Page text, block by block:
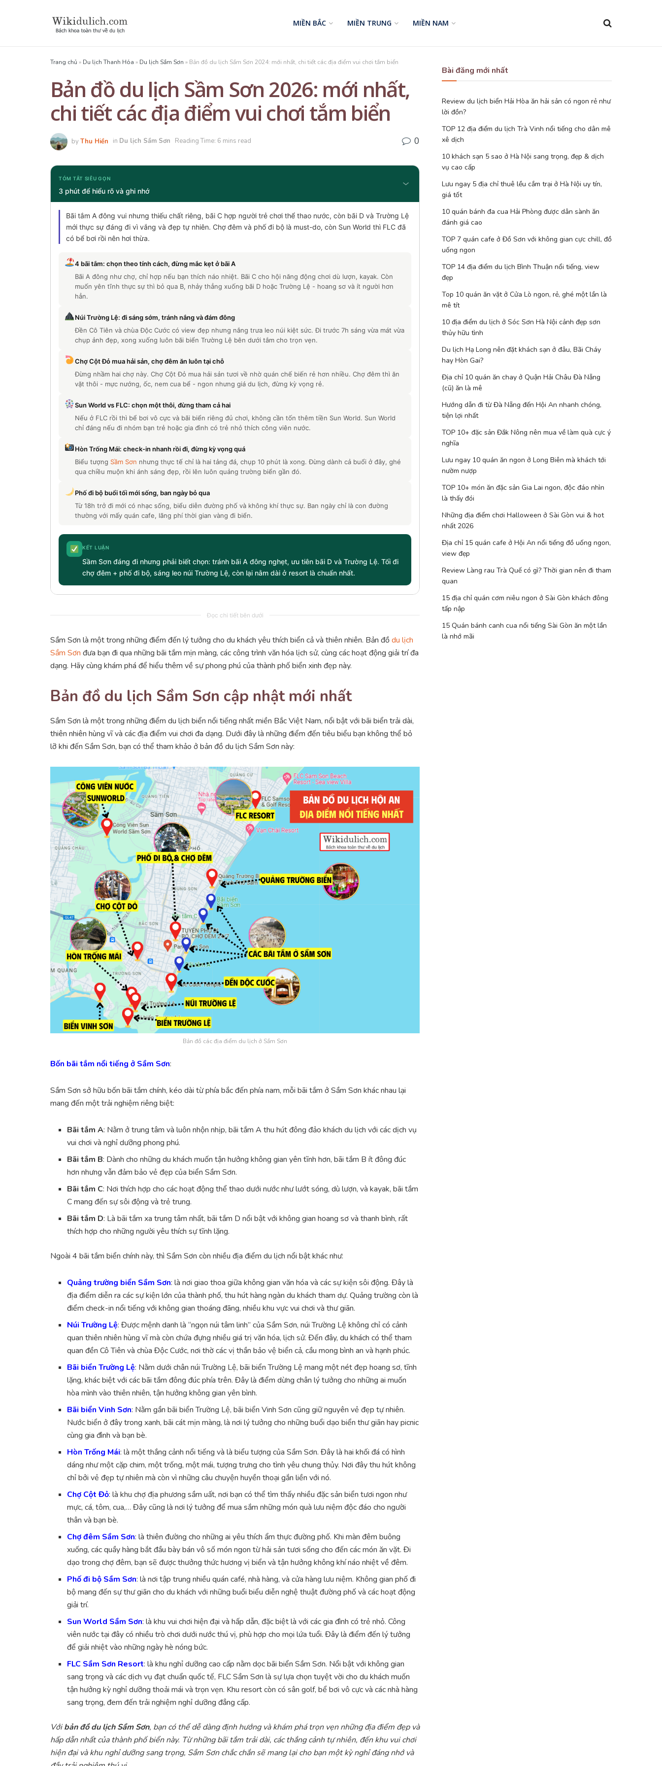
MIỀN BẮC MIỀN TRUNG MIỀN NAM
Trang chủ » Du lịch Thanh Hóa » Du lịch Sầm Sơn » Bản đồ du lịch Sầm Sơn 2024: mới nhất, chi tiết các địa điểm vui chơi tắm biển
Bản đồ du lịch Sầm Sơn 2026: mới nhất,
chi tiết các địa điểm vui chơi tắm biển
byThu Hiền in Du lịch Sầm Sơn Reading Time: 6 mins read 0
TÓM TẮT SIÊU GỌN
3 phút để hiểu rõ và ghi nhớ
Bãi tắm A đông vui nhưng thiếu chất riêng, bãi C hợp người trẻ chơi thể thao nước, còn bãi D và Trường Lệ
mới thực sự đáng đi vì vắng và đẹp tự nhiên. Chợ đêm và phố đi bộ là must-do, còn Sun World thì FLC đã
có bể bơi rồi nên hơi thừa.
4 bãi tắm: chọn theo tính cách, đừng mắc kẹt ở bãi A
Bãi A đông như chợ, chỉ hợp nếu bạn thích náo nhiệt. Bãi C cho hội năng động chơi dù lượn, kayak. Còn
muốn yên tĩnh thực sự thì bỏ qua B, nhảy thẳng xuống bãi D hoặc Trường Lệ - hoang sơ và ít người hơn
hẳn.
Núi Trường Lệ: đi sáng sớm, tránh nắng và đám đông
Đền Cô Tiên và chùa Độc Cước có view đẹp nhưng nắng trưa leo núi kiệt sức. Đi trước 7h sáng vừa mát vừa
chụp ảnh đẹp, xong xuống luôn bãi biển Trường Lệ bên dưới tắm cho trọn vẹn.
Chợ Cột Đỏ mua hải sản, chợ đêm ăn luôn tại chỗ
Đừng nhầm hai chợ này. Chợ Cột Đỏ mua hải sản tươi về nhờ quán chế biến rẻ hơn nhiều. Chợ đêm thì ăn
vặt thôi - mực nướng, ốc, nem cua bể - ngon nhưng giá du lịch, đừng kỳ vọng rẻ.
Sun World vs FLC: chọn một thôi, đừng tham cả hai
Nếu ở FLC rồi thì bể bơi vô cực và bãi biển riêng đủ chơi, không cần tốn thêm tiền Sun World. Sun World
chỉ đáng nếu đi nhóm bạn trẻ hoặc gia đình có trẻ nhỏ thích công viên nước.
Hòn Trống Mái: check-in nhanh rồi đi, đừng kỳ vọng quá
Biểu tượng Sầm Sơn nhưng thực tế chỉ là hai tảng đá, chụp 10 phút là xong. Đừng dành cả buổi ở đây, ghé
qua chiều muộn khi ánh sáng đẹp, rồi lên luôn quảng trường biển gần đó.
Phố đi bộ buổi tối mới sống, ban ngày bỏ qua
Từ 18h trở đi mới có nhạc sống, biểu diễn đường phố và không khí thực sự. Ban ngày chỉ là con đường
thường với mấy quán cafe, lãng phí thời gian vàng đi biển.
KẾT LUẬN
Sầm Sơn đáng đi nhưng phải biết chọn: tránh bãi A đông nghẹt, ưu tiên bãi D và Trường Lệ. Tối đi
chợ đêm + phố đi bộ, sáng leo núi Trường Lệ, còn lại nằm dài ở resort là chuẩn nhất.
Đọc chi tiết bên dưới
Sầm Sơn là một trong những điểm đến lý tưởng cho du khách yêu thích biển cả và thiên nhiên. Bản đồdu lịch
Sầm Sơn đưa bạn đi qua những bãi tắm mịn màng, các công trình văn hóa lịch sử, cùng các hoạt động giải trí đa
dạng. Hãy cùng khám phá để hiểu thêm về sự phong phú của thành phố biển xinh đẹp này.
Bản đồ du lịch Sầm Sơn cập nhật mới nhất
Sầm Sơn là một trong những điểm du lịch biển nổi tiếng nhất miền Bắc Việt Nam, nổi bật với bãi biển trải dài,
thiên nhiên hùng vĩ và các địa điểm vui chơi đa dạng. Dưới đây là những điểm đến tiêu biểu bạn không thể bỏ
lỡ khi đến Sầm Sơn, bạn có thể tham khảo ở bản đồ du lịch Sầm Sơn này:
Bản đồ các địa điểm du lịch ở Sầm Sơn
Bốn bãi tắm nổi tiếng ở Sầm Sơn:
Sầm Sơn sở hữu bốn bãi tắm chính, kéo dài từ phía bắc đến phía nam, mỗi bãi tắm ở Sầm Sơn khác nhau lại
mang đến một trải nghiệm riêng biệt:
Bãi tắm A: Nằm ở trung tâm và luôn nhộn nhịp, bãi tắm A thu hút đông đảo khách du lịch với các dịch vụ
vui chơi và nghỉ dưỡng phong phú.
Bãi tắm B: Dành cho những du khách muốn tận hưởng không gian yên tĩnh hơn, bãi tắm B ít đông đúc
hơn nhưng vẫn đảm bảo vẻ đẹp của biển Sầm Sơn.
Bãi tắm C: Nơi thích hợp cho các hoạt động thể thao dưới nước như lướt sóng, dù lượn, và kayak, bãi tắm
C mang đến sự sôi động và trẻ trung.
Bãi tắm D: Là bãi tắm xa trung tâm nhất, bãi tắm D nổi bật với không gian hoang sơ và thanh bình, rất
thích hợp cho những người yêu thích sự tĩnh lặng.
Ngoài 4 bãi tắm biển chính này, thì Sầm Sơn còn nhiều địa điểm du lịch nổi bật khác như:
Quảng trường biển Sầm Sơn: là nơi giao thoa giữa không gian văn hóa và các sự kiện sôi động. Đây là
địa điểm diễn ra các sự kiện lớn của thành phố, thu hút hàng ngàn du khách tham dự. Quảng trường còn là
điểm check-in nổi tiếng với không gian thoáng đãng, nhiều khu vực vui chơi và thư giãn.
Núi Trường Lệ: Được mệnh danh là “ngọn núi tâm linh” của Sầm Sơn, núi Trường Lệ không chỉ có cảnh
quan thiên nhiên hùng vĩ mà còn chứa đựng nhiều giá trị văn hóa, lịch sử. Đến đây, du khách có thể tham
quan đền Cô Tiên và chùa Độc Cước, nơi thờ các vị thần bảo vệ biển cả, cầu mong bình an và hạnh phúc.
Bãi biển Trường Lệ: Nằm dưới chân núi Trường Lệ, bãi biển Trường Lệ mang một nét đẹp hoang sơ, tĩnh
lặng, khác biệt với các bãi tắm đông đúc phía trên. Đây là điểm dừng chân lý tưởng cho những ai muốn
hòa mình vào thiên nhiên, tận hưởng không gian yên bình.
Bãi biển Vinh Sơn: Nằm gần bãi biển Trường Lệ, bãi biển Vinh Sơn cũng giữ nguyên vẻ đẹp tự nhiên.
Nước biển ở đây trong xanh, bãi cát mịn màng, là nơi lý tưởng cho những buổi dạo biển thư giãn hay picnic
cùng gia đình và bạn bè.
Hòn Trống Mái: là một thắng cảnh nổi tiếng và là biểu tượng của Sầm Sơn. Đây là hai khối đá có hình
dáng như một cặp chim, một trống, một mái, tượng trưng cho tình yêu chung thủy. Nơi đây thu hút không
chỉ bởi vẻ đẹp tự nhiên mà còn vì những câu chuyện huyền thoại gắn liền với nó.
Chợ Cột Đỏ: là khu chợ địa phương sầm uất, nơi bạn có thể tìm thấy nhiều đặc sản biển tươi ngon như
mực, cá, tôm, cua,… Đây cũng là nơi lý tưởng để mua sắm những món quà lưu niệm độc đáo cho người
thân và bạn bè.
Chợ đêm Sầm Sơn: là thiên đường cho những ai yêu thích ẩm thực đường phố. Khi màn đêm buông
xuống, các quầy hàng bắt đầu bày bán vô số món ngon từ hải sản tươi sống cho đến các món ăn vặt. Đi
dạo trong chợ đêm, bạn sẽ được thưởng thức hương vị biển và tận hưởng không khí náo nhiệt về đêm.
Phố đi bộ Sầm Sơn: là nơi tập trung nhiều quán café, nhà hàng, và cửa hàng lưu niệm. Không gian phố đi
bộ mang đến sự thư giãn cho du khách với những buổi biểu diễn nghệ thuật đường phố và các hoạt động
giải trí.
Sun World Sầm Sơn: là khu vui chơi hiện đại và hấp dẫn, đặc biệt là với các gia đình có trẻ nhỏ. Công
viên nước tại đây có nhiều trò chơi dưới nước thú vị, phù hợp cho mọi lứa tuổi. Đây là điểm đến lý tưởng
để giải nhiệt vào những ngày hè nóng bức.
FLC Sầm Sơn Resort: là khu nghỉ dưỡng cao cấp nằm dọc bãi biển Sầm Sơn. Nổi bật với không gian
sang trọng và các dịch vụ đạt chuẩn quốc tế, FLC Sầm Sơn là sự lựa chọn tuyệt vời cho du khách muốn
tận hưởng kỳ nghỉ dưỡng thoải mái và trọn vẹn. Khu resort còn có sân golf, bể bơi vô cực và các nhà hàng
sang trọng, đem đến trải nghiệm nghỉ dưỡng đẳng cấp.
Vớibản đồ du lịch Sầm Sơn, bạn có thể dễ dàng định hướng và khám phá trọn vẹn những địa điểm đẹp và
hấp dẫn nhất của thành phố biển này. Từ những bãi tắm trải dài, các thắng cảnh tự nhiên, đến khu vui chơi
hiện đại và khu nghỉ dưỡng sang trọng, Sầm Sơn chắc chắn sẽ mang lại cho bạn một kỳ nghỉ đáng nhớ và
Bài đăng mới nhất
Review du lịch biển Hải Hòa ăn hải sản có ngon rẻ như
lời đồn?
TOP 12 địa điểm du lịch Trà Vinh nổi tiếng cho dân mê
xê dịch
10 khách sạn 5 sao ở Hà Nội sang trọng, đẹp & dịch
vụ cao cấp
Lưu ngay 5 địa chỉ thuê lều cắm trại ở Hà Nội uy tín,
giá tốt
10 quán bánh đa cua Hải Phòng được dân sành ăn
đánh giá cao
TOP 7 quán cafe ở Đồ Sơn với không gian cực chill, đồ
uống ngon
TOP 14 địa điểm du lịch Bình Thuận nổi tiếng, view
đẹp
Top 10 quán ăn vặt ở Cửa Lò ngon, rẻ, ghé một lần là
mê tít
10 địa điểm du lịch ở Sóc Sơn Hà Nội cảnh đẹp sơn
thủy hữu tình
Du lịch Hạ Long nên đặt khách sạn ở đâu, Bãi Cháy
hay Hòn Gai?
Địa chỉ 10 quán ăn chay ở Quận Hải Châu Đà Nẵng
(cũ) ăn là mê
Hướng dẫn đi từ Đà Nẵng đến Hội An nhanh chóng,
tiện lợi nhất
TOP 10+ đặc sản Đắk Nông nên mua về làm quà cực ý
nghĩa
Lưu ngay 10 quán ăn ngon ở Long Biên mà khách tới
nườm nượp
TOP 10+ món ăn đặc sản Gia Lai ngon, độc đáo nhìn
là thấy đói
Những địa điểm chơi Halloween ở Sài Gòn vui & hot
nhất 2026
Địa chỉ 15 quán cafe ở Hội An nổi tiếng đồ uống ngon,
view đẹp
Review Làng rau Trà Quế có gì? Thời gian nên đi tham
quan
15 địa chỉ quán cơm niêu ngon ở Sài Gòn khách đông
tấp nập
15 Quán bánh canh cua nổi tiếng Sài Gòn ăn một lần
là nhớ mãi